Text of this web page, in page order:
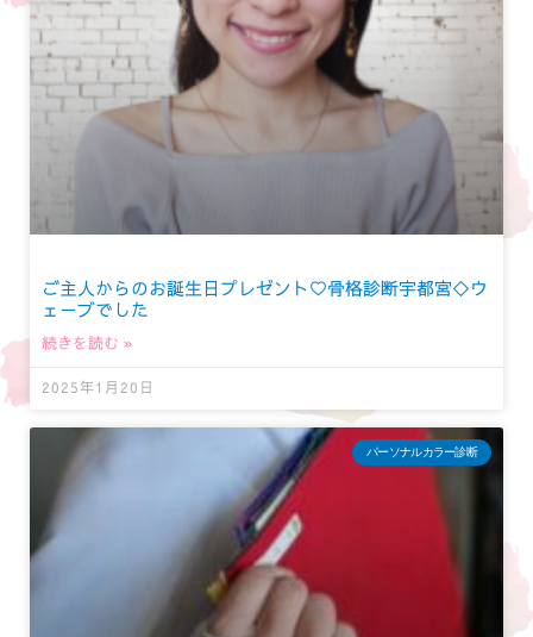
ご主人からのお誕生日プレゼント♡骨格診断宇都宮◇ウ
ェーブでした
続きを読む »
2025年1月20日
パーソナルカラー診断